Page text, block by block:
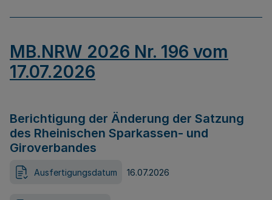
MB.NRW 2026 Nr. 196 vom
17.07.2026
Berichtigung der Änderung der Satzung
des Rheinischen Sparkassen- und
Giroverbandes
Ausfertigungsdatum 16.07.2026